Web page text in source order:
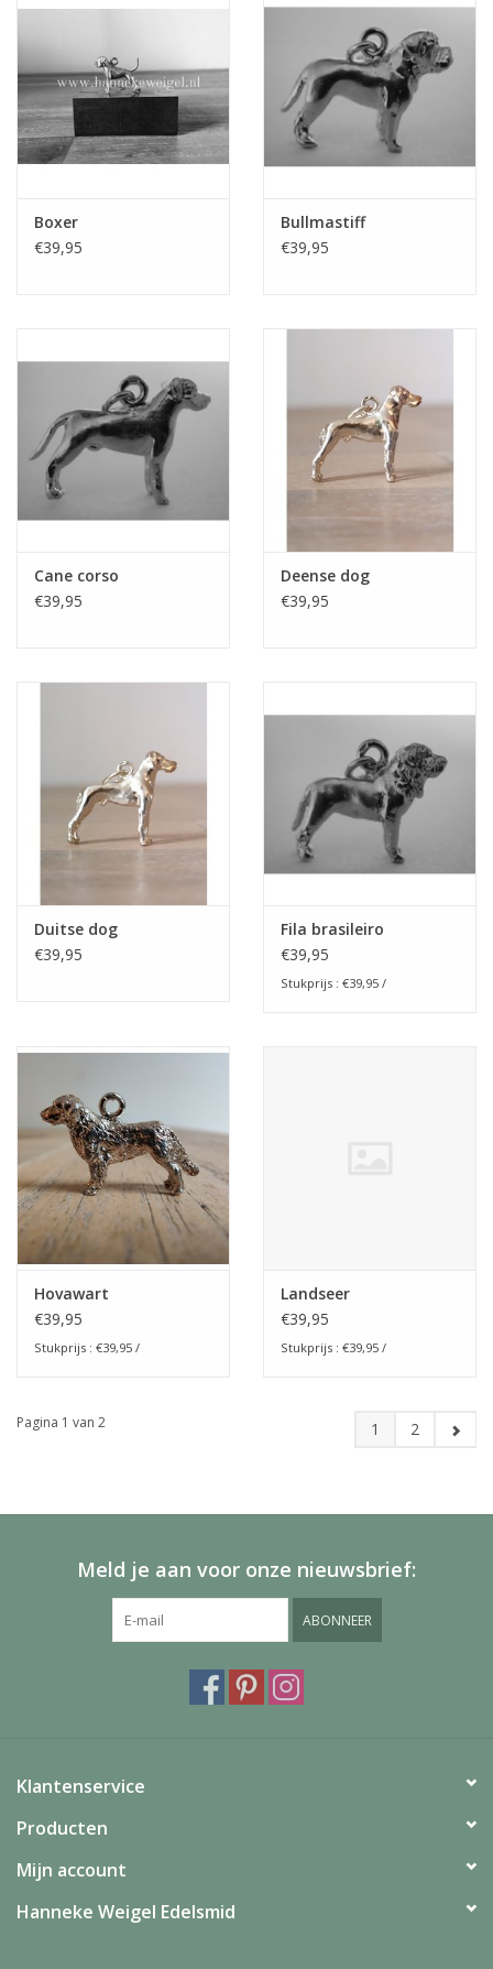
Boxer
€39,95
Bullmastiff
€39,95
Cane corso
€39,95
Deense dog
€39,95
Duitse dog
€39,95
Fila brasileiro
€39,95
Stukprijs : €39,95 /
Hovawart
€39,95
Stukprijs : €39,95 /
Landseer
€39,95
Stukprijs : €39,95 /
Pagina 1 van 2 1 2
Meld je aan voor onze nieuwsbrief:
ABONNEER
Klantenservice
Producten
Mijn account
Hanneke Weigel Edelsmid